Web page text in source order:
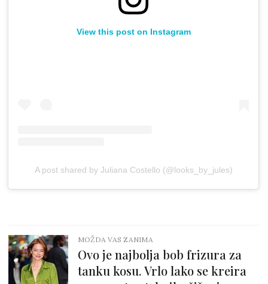
View this post on Instagram
A post shared by Juliana Costello (@looks_by_jules)
MOŽDA VAS ZANIMA
Ovo je najbolja bob frizura za
tanku kosu. Vrlo lako se kreira